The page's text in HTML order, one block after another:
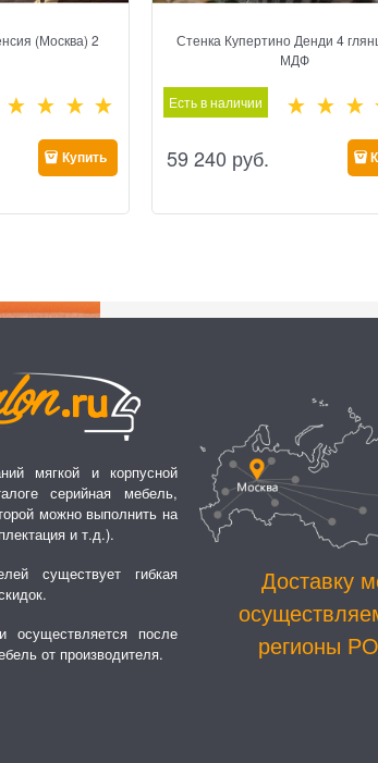
(Москва) 2
Купить
Стенка Купертино Денди 4
МДФ
Есть в наличии
59 240 руб.
мягкой и корпусной
серийная мебель,
можно выполнить на
и т.д.).
существует гибкая
осуществляется после
от производителя.
Доставку
регионы